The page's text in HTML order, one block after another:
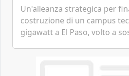
Un'alleanza strategica per
costruzione di un campus
gigawatt a El Paso, volto a